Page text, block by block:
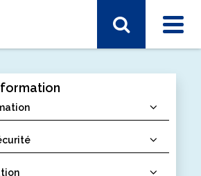
créatives
publics